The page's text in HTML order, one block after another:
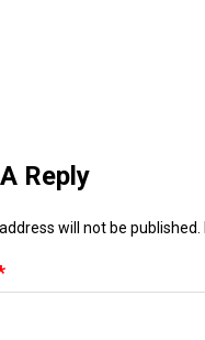
Reply
will not be published.